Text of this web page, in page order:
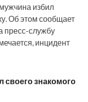
избил
Об этом сообщает
пресс-службу
инцидент
своего знакомого